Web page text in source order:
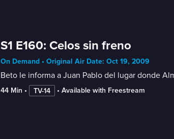
S1 E160: Celos sin freno
On Demand • Original Air Date: Oct 19, 2009
Beto le informa a Juan Pablo del lugar donde
44 Min • TV-14 • Available with Freestream